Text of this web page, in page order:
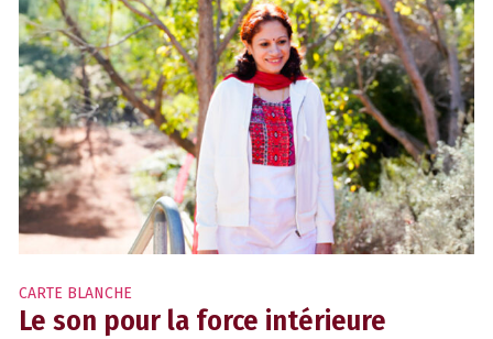
CARTE BLANCHE
Le son pour la force intérieure